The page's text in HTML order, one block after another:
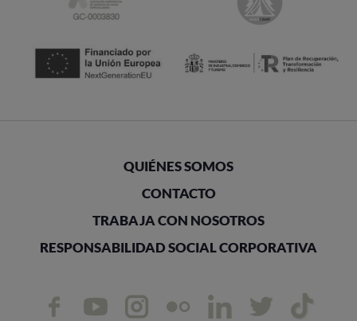
QUIÉNES SOMOS
CONTACTO
TRABAJA CON NOSOTROS
RESPONSABILIDAD SOCIAL CORPORATIVA